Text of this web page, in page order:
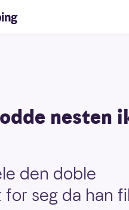
nesten
den doble
seg da han